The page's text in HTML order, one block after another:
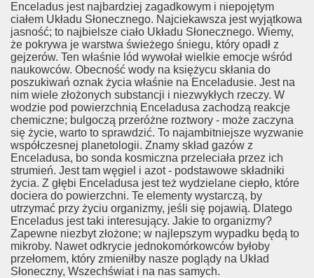
Enceladus jest najbardziej zagadkowym i niepojętym
ciałem Układu Słonecznego. Najciekawsza jest wyjątkowa
jasność; to najbielsze ciało Układu Słonecznego. Wiemy,
że pokrywa je warstwa świeżego śniegu, który opadł z
gejzerów. Ten właśnie lód wywołał wielkie emocje wśród
naukowców. Obecność wody na księżycu skłania do
poszukiwań oznak życia właśnie na Enceladusie. Jest na
nim wiele złożonych substancji i niezwykłych rzeczy. W
wodzie pod powierzchnią Enceladusa zachodzą reakcje
chemiczne; bulgoczą przeróżne roztwory - może zaczyna
się życie, warto to sprawdzić. To najambitniejsze wyzwanie
współczesnej planetologii. Znamy skład gazów z
Enceladusa, bo sonda kosmiczna przeleciała przez ich
strumień. Jest tam węgiel i azot - podstawowe składniki
życia. Z głębi Enceladusa jest też wydzielane ciepło, które
dociera do powierzchni. Te elementy wystarczą, by
utrzymać przy życiu organizmy, jeśli się pojawią. Dlatego
Enceladus jest taki interesujący. Jakie to organizmy?
Zapewne niezbyt złożone; w najlepszym wypadku będą to
mikroby. Nawet odkrycie jednokomórkowców byłoby
przełomem, który zmieniłby nasze poglądy na Układ
Słoneczny, Wszechświat i na nas samych.